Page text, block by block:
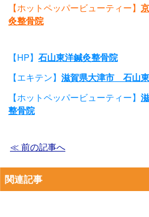
【ホットペッパービューティー】
灸整骨院
【HP】 石山東洋鍼灸整骨院
【エキテン】 滋賀県大津市 石山
【ホットペッパービューティー】
整骨院
≪ 前の記事へ
関連記事